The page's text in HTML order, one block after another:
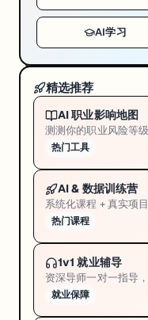
AI学习
精选推荐
AI 职业影响地图
测测你的职业风险等
热门工具
AI & 数据训练营
系统化课程 + 真实项
热门课程
1v1 就业辅导
资深导师一对一指导
就业保障